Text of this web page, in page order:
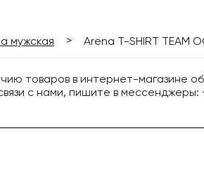
мужская > Arena T-SHIRT TEAM
товаров в интернет-магазине
с нами, пишите в мессенджеры: